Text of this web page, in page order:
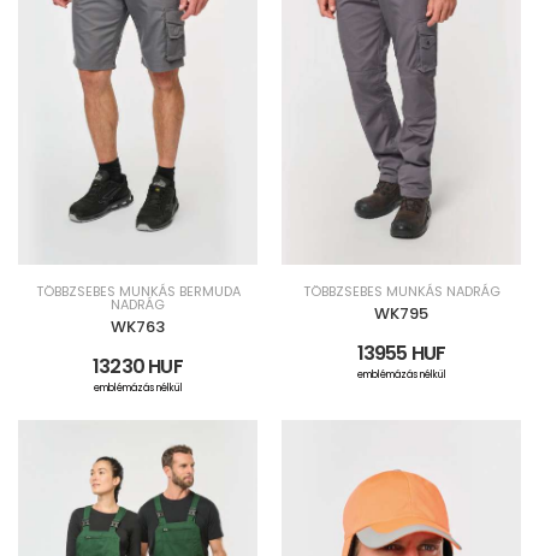
TÖBBZSEBES MUNKÁS BERMUDA
NADRÁG
WK763
13230 HUF
emblémázás nélkül
TÖBBZSEBES MUNKÁS NADRÁG
WK795
13955 HUF
emblémázás nélkül